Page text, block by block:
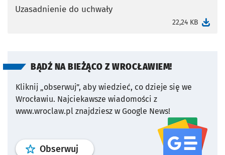
Uzasadnienie do uchwały
22,24 KB
BĄDŹ NA BIEŻĄCO Z WROCŁAWIEM!
Kliknij „obserwuj”, aby wiedzieć, co dzieje się we
Wrocławiu. Najciekawsze wiadomości z
www.wroclaw.pl znajdziesz w Google News!
Obserwuj profil serwisu